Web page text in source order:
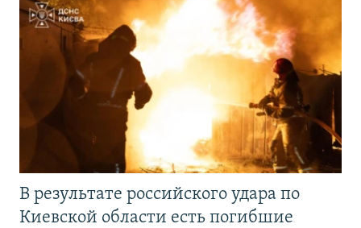
В результате российского удара по
Киевской области есть погибшие